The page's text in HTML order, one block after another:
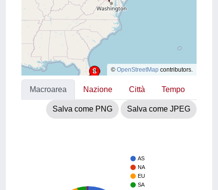
© OpenStreetMap contributors.
Macroarea Nazione Città Tempo
Salva come PNG Salva come JPEG
AS
NA
EU
SA